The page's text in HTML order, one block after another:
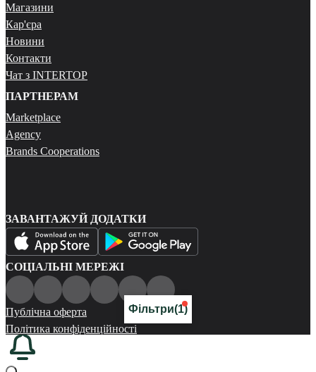
Фільтри(1)
Магазини
Кар'єра
Новини
Контакти
Чат з INTERTOP
ПАРТНЕРАМ
Marketplace
Agency
Brands Cooperations
ЗАВАНТАЖУЙ ДОДАТКИ
СОЦІАЛЬНІ МЕРЕЖІ
Публічна оферта
Політика конфіденційності
Карта сайту
© 2026 Всі права захищені